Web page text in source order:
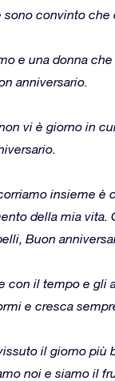
convinto che
e una donna
anniversario.
vi è giorno in
insieme è
della mia vita.
Buon
con il tempo e gli
e cresca
il giorno più
noi e siamo il